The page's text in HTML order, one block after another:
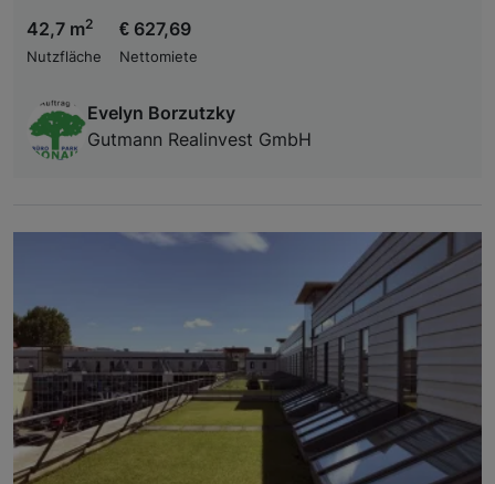
42,7 m2
Nutzfläche
€ 627,69
Nettomiete
Evelyn Borzutzky
Gutmann Realinvest GmbH